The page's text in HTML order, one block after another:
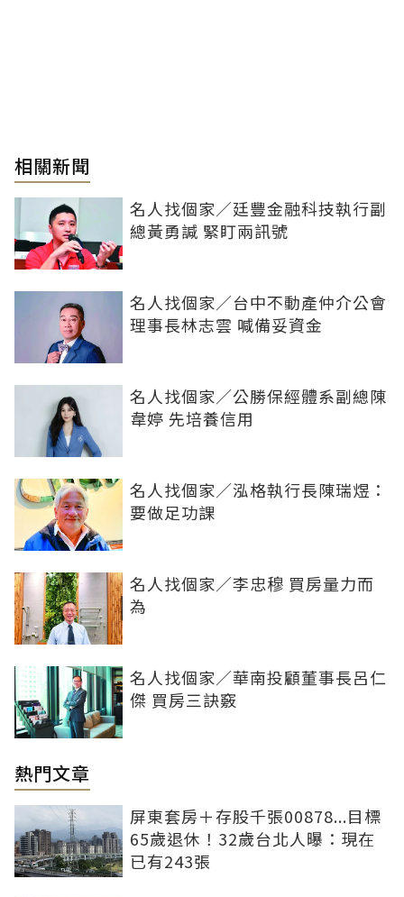
相關新聞
名人找個家／廷豐金融科技執行副
總黃勇諴 緊盯兩訊號
名人找個家／台中不動產仲介公會
理事長林志雲 喊備妥資金
名人找個家／公勝保經體系副總陳
韋婷 先培養信用
名人找個家／泓格執行長陳瑞煜：
要做足功課
名人找個家／李忠穆 買房量力而
為
名人找個家／華南投顧董事長呂仁
傑 買房三訣竅
熱門文章
屏東套房＋存股千張00878...目標
65歲退休！32歲台北人曝：現在
已有243張